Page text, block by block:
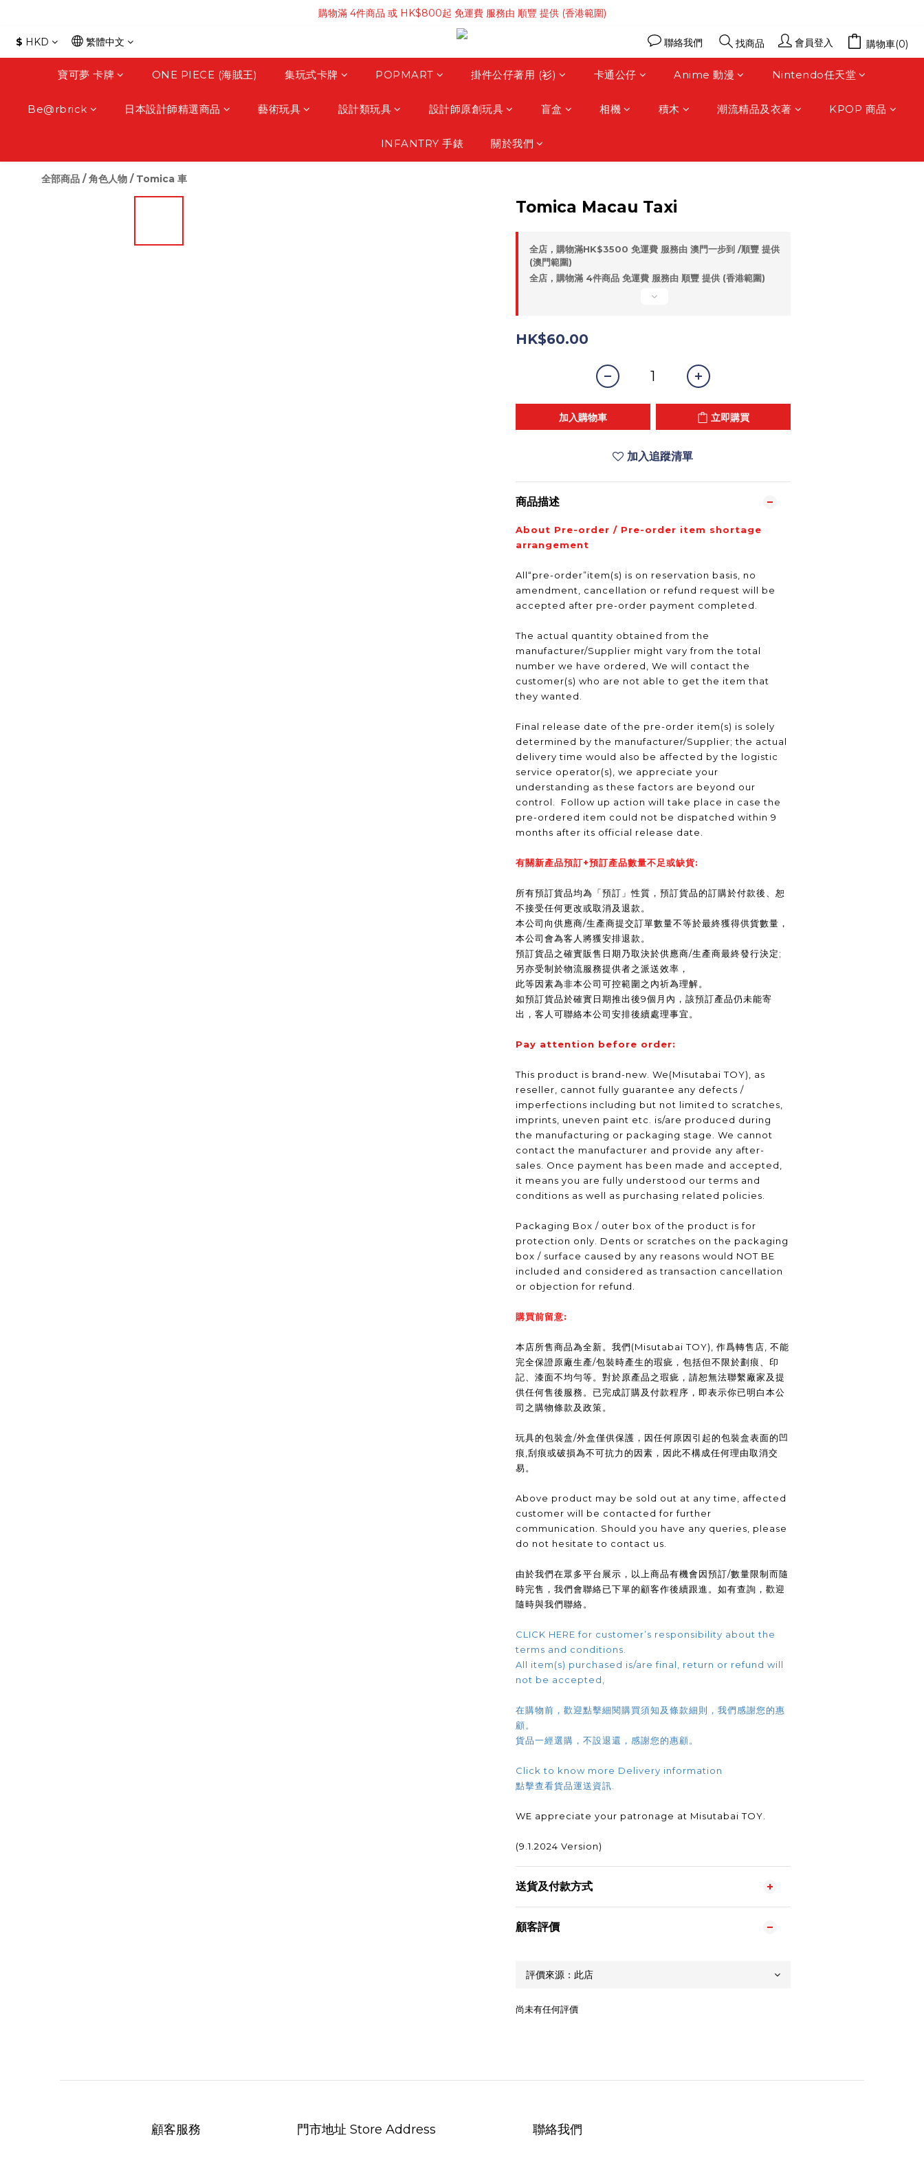
購物滿 4件商品 或 HK$800起 免運費 服務由 順豐 提供 (香港範圍)
購物滿 4件商品 或 HK$800起 免運費 服務由 順豐 提供 (香港範圍)
購物滿HK$3500 免運費 服務由 順豐 提供 (澳門範圍)
$ HKD 繁體中文 聯絡我們 找商品 會員登入 購物車(0)
寶可夢 卡牌 ONE PIECE (海賊王) 集玩式卡牌 POPMART 掛件公仔著用 (衫) 卡通公仔 Anime 動漫 Nintendo任天堂
Be@rbrick 日本設計師精選商品 藝術玩具 設計類玩具 設計師原創玩具 盲盒 相機 積木 潮流精品及衣著 KPOP 商品
INFANTRY 手錶 關於我們
全部商品 /角色人物 / Tomica 車
Tomica Macau Taxi
全店，購物滿HK$3500 免運費 服務由 澳門一步到 /順豐 提供
(澳門範圍)
全店，購物滿 4件商品 免運費 服務由 順豐 提供 (香港範圍)
HK$60.00
加入購物車 立即購買
加入追蹤清單
商品描述
About Pre-order / Pre-order item shortage
arrangement
All“pre-order”item(s) is on reservation basis, no
amendment, cancellation or refund request will be
accepted after pre-order payment completed.
The actual quantity obtained from the
manufacturer/Supplier might vary from the total
number we have ordered, We will contact the
customer(s) who are not able to get the item that
they wanted.
Final release date of the pre-order item(s) is solely
determined by the manufacturer/Supplier; the actual
delivery time would also be affected by the logistic
service operator(s), we appreciate your
understanding as these factors are beyond our
control. Follow up action will take place in case the
pre-ordered item could not be dispatched within 9
months after its official release date.
有關新產品預訂+預訂產品數量不足或缺貨:
所有預訂貨品均為「預訂」性質，預訂貨品的訂購於付款後、恕
不接受任何更改或取消及退款。
本公司向供應商/生產商提交訂單數量不等於最終獲得供貨數量，
本公司會為客人將獲安排退款。
預訂貨品之確實販售日期乃取決於供應商/生產商最終發行決定;
另亦受制於物流服務提供者之派送效率，
此等因素為非本公司可控範圍之內祈為理解。
如預訂貨品於確實日期推出後9個月內，該預訂產品仍未能寄
出，客人可聯絡本公司安排後續處理事宜。
Pay attention before order:
This product is brand-new. We(Misutabai TOY), as
reseller, cannot fully guarantee any defects /
imperfections including but not limited to scratches,
imprints, uneven paint etc. is/are produced during
the manufacturing or packaging stage. We cannot
contact the manufacturer and provide any after-
sales. Once payment has been made and accepted,
it means you are fully understood our terms and
conditions as well as purchasing related policies.
Packaging Box / outer box of the product is for
protection only. Dents or scratches on the packaging
box / surface caused by any reasons would NOT BE
included and considered as transaction cancellation
or objection for refund.
購買前留意:
本店所售商品為全新。我們(Misutabai TOY), 作爲轉售店, 不能
完全保證原廠生產/包裝時產生的瑕疵，包括但不限於劃痕、印
記、漆面不均勻等。對於原產品之瑕疵，請恕無法聯繫廠家及提
供任何售後服務。已完成訂購及付款程序，即表示你已明白本公
司之購物條款及政策。
玩具的包裝盒/外盒僅供保護，因任何原因引起的包裝盒表面的凹
痕,刮痕或破損為不可抗力的因素，因此不構成任何理由取消交
易。
Above product may be sold out at any time, affected
customer will be contacted for further
communication. Should you have any queries, please
do not hesitate to contact us.
由於我們在眾多平台展示，以上商品有機會因預訂/數量限制而隨
時完售，我們會聯絡已下單的顧客作後續跟進。如有查詢，歡迎
隨時與我們聯絡。
CLICK HERE for customer’s responsibility about the
terms and conditions.
All item(s) purchased is/are final, return or refund will
not be accepted,
在購物前，歡迎點擊細閱購買須知及條款細則，我們感謝您的惠
顧。
貨品一經選購，不設退還，感謝您的惠顧。
Click to know more Delivery information
點擊查看貨品運送資訊.
WE appreciate your patronage at Misutabai TOY.
(9.1.2024 Version)
送貨及付款方式
顧客評價
尚未有任何評價
顧客服務 門市地址 Store Address 聯絡我們